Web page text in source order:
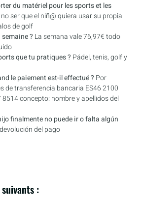
du matériel pour les sports et les
ser que el niñ@ quiera usar su propia
de golf
? La semana vale 76,97€ todo
que tu pratiques ? Pádel, tenis, golf y
le paiement est-il effectué ? Por
de transferencia bancaria ES46 2100
concepto: nombre y apellidos del
finalmente no puede ir o falta algún
del pago
: